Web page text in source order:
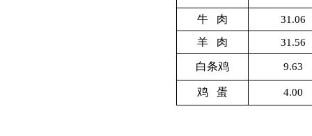
牛 肉 31.06
羊 肉 31.56
白条鸡 9.63
鸡 蛋 4.00